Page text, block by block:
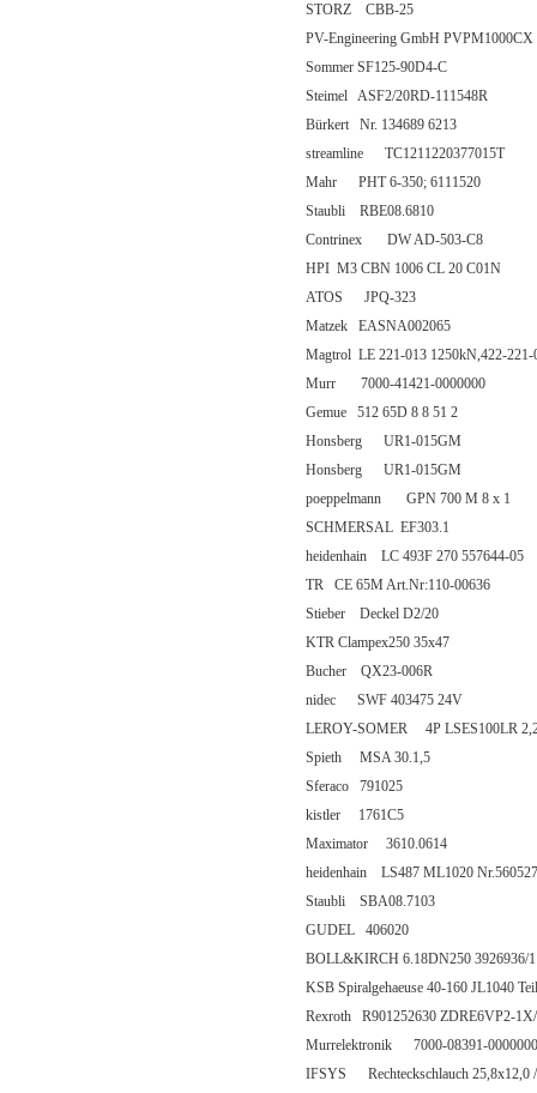
STORZ CBB-25
PV-Engineering GmbH PVPM1000CX
Sommer SF125-90D4-C
Steimel ASF2/20RD-111548R
Bürkert Nr. 134689 6213
streamline TC1211220377015T
Mahr PHT 6-350; 6111520
Staubli RBE08.6810
Contrinex DW AD-503-C8
HPI M3 CBN 1006 CL 20 C01N
ATOS JPQ-323
Matzek EASNA002065
Magtrol LE 221-013 1250kN,422-221-
Murr 7000-41421-0000000
Gemue 512 65D 8 8 51 2
Honsberg UR1-015GM
Honsberg UR1-015GM
poeppelmann GPN 700 M 8 x 1
SCHMERSAL EF303.1
heidenhain LC 493F 270 557644-05
TR CE 65M Art.Nr:110-00636
Stieber Deckel D2/20
KTR Clampex250 35x47
Bucher QX23-006R
nidec SWF 403475 24V
LEROY-SOMER 4P LSES100LR
Spieth MSA 30.1,5
Sferaco 791025
kistler 1761C5
Maximator 3610.0614
heidenhain LS487 ML1020
Staubli SBA08.7103
GUDEL 406020
BOLL&KIRCH 6.18DN250 3926936/1
KSB Spiralgehaeuse 40-160 JL1040
Rexroth R901252630 ZDRE6VP2-
Murrelektronik 7000-08391-0000000
IFSYS Rechteckschlauch 25,8x12,0